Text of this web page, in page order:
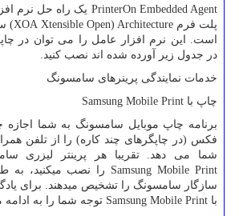
PrinterOn Embedded Agent یک راه حل نرم
پلت فرمXOA Xtensible Open) Architecture
)
است. این نرم افزار عامل را می توان در
در جدول زیر آورده شده اند نصب کنید.
خدمات نمایندگی پرینرهای سامسونگ
چاپ با Samsung Mobile Print
برنامه چاپ موبایل سامسونگ به شما
فکس (در چاپگرهای چند کاره) را از تلفن
شما می دهد. تقریبا هر پرینتر لیزری
Samsung Mobile Print را نصب میکنید، به
سازگار سامسونگ را تشخیص میدهند. برای
با Samsung Mobile Print توجه شما را به